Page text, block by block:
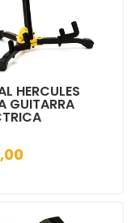
HERCULES
GUITARRA